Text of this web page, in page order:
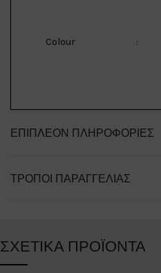
Colour :
ΕΠΙΠΛΈΟΝ ΠΛΗΡΟΦΟΡΊΕΣ
ΤΡΌΠΟΙ ΠΑΡΑΓΓΕΛΊΑΣ
ΣΧΕΤΙΚΆ ΠΡΟΪΌΝΤΑ